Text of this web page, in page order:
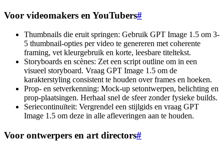
Voor videomakers en YouTubers#
Thumbnails die eruit springen: Gebruik GPT Image 1.5 om 3-
5 thumbnail-opties per video te genereren met coherente
framing, vet kleurgebruik en korte, leesbare titeltekst.
Storyboards en scènes: Zet een script outline om in een
visueel storyboard. Vraag GPT Image 1.5 om de
karakterstyling consistent te houden over frames en hoeken.
Prop- en setverkenning: Mock-up setontwerpen, belichting en
prop-plaatsingen. Herhaal snel de sfeer zonder fysieke builds.
Seriecontinuïteit: Vergrendel een stijlgids en vraag GPT
Image 1.5 om deze in alle afleveringen aan te houden.
Voor ontwerpers en art directors#